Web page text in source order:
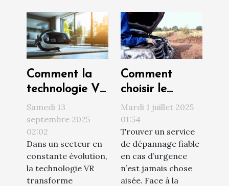
Comment la
technologie VR
révolutionne
les visites
immobilières ?
Samedi 13
septembre 2025
02:02
Dans un secteur en
constante évolution,
la technologie VR
transforme
Comment
choisir le
meilleur service
de dépannage
en urgence ?
Mardi 1 juillet 2025
01:54
Trouver un service
de dépannage fiable
en cas d’urgence
n’est jamais chose
aisée. Face à la